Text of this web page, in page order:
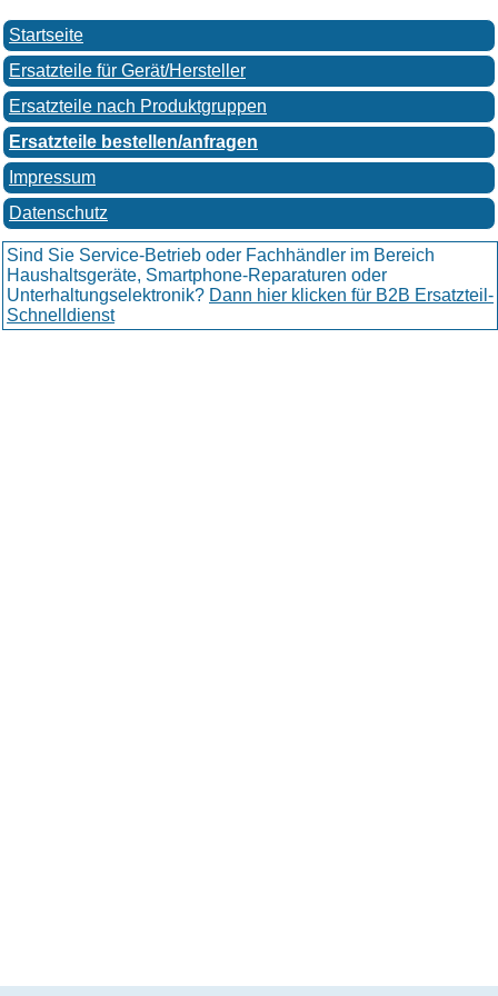
Startseite
Ersatzteile für Gerät/Hersteller
Ersatzteile nach Produktgruppen
Ersatzteile bestellen/anfragen
Impressum
Datenschutz
Sind Sie Service-Betrieb oder Fachhändler im Bereich
Haushaltsgeräte, Smartphone-Reparaturen oder
Unterhaltungselektronik? Dann hier klicken für B2B Ersatzteil-
Schnelldienst